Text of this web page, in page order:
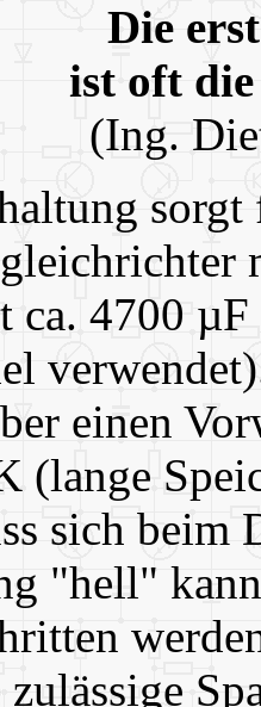
Die
ist oft
(Ing.
ca. 4700
einen
(lange
sich beim
"hell"